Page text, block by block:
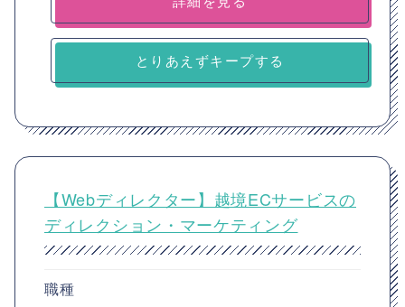
とりあえずキープする
【Webディレクター】越境ECサービスの
ディレクション・マーケティング
職種